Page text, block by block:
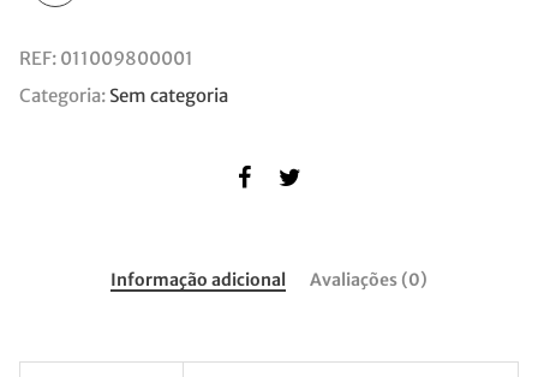
REF: 011009800001
Categoria: Sem categoria
Informação adicional Avaliações (0)